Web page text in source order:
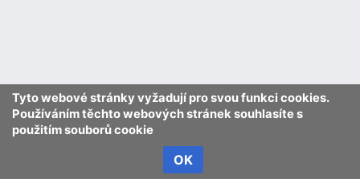
Tyto webové stránky vyžadují pro svou funkci cookies.
Používáním těchto webových stránek souhlasíte s
použitím souborů cookie
OK